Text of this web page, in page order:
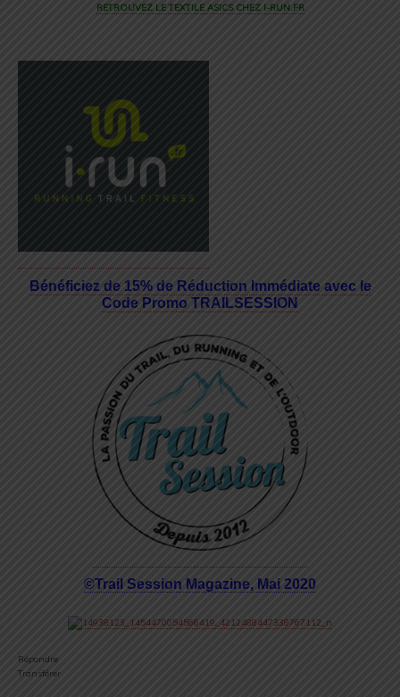
RETROUVEZ LE TEXTILE ASICS CHEZ I-RUN.FR
Bénéficiez de 15% de Réduction Immédiate avec le
Code Promo TRAILSESSION
©Trail Session Magazine, Mai 2020
Répondre
Transférer